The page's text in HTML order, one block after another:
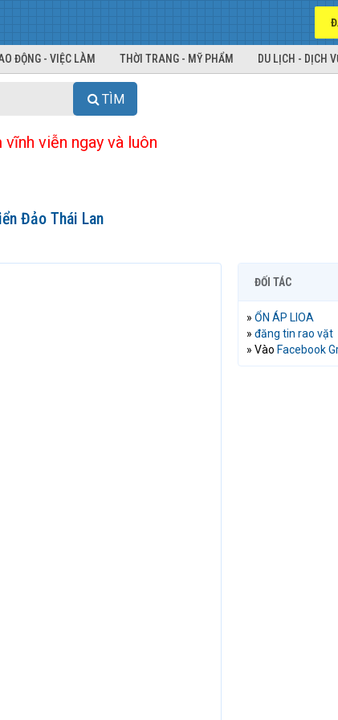
ĐỘNG - VIỆC LÀM THỜI TRANG - MỸ PHẨM DU LỊCH - DỊCH
TÌM
viễn ngay và luôn
Đảo Thái Lan
ĐỐI TÁC
» ỔN ÁP LIOA
» đăng tin rao vặt
» Vào Facebook